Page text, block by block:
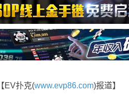
【EV扑克(www.evp86.com)报道】